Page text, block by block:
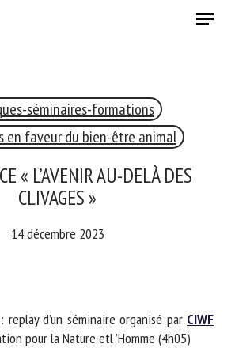
Menu
séminaires-formations
faveur du bien-être animal
« L’AVENIR AU-DELÀ DES
CLIVAGES »
14 décembre 2023
d’un séminaire organisé parCIWF
pour la Nature etl ’Homme (4h05)
MOIS GRATUITEMENT
ACTUALITÉS SUR LE BIEN-ÊTRE
ANIMAL